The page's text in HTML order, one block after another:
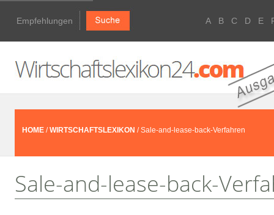
Empfehlungen A B C D E
HOME /WIRTSCHAFTSLEXIKON / Sale-and-lease-back-Verfahren
Sale-and-lease-back-